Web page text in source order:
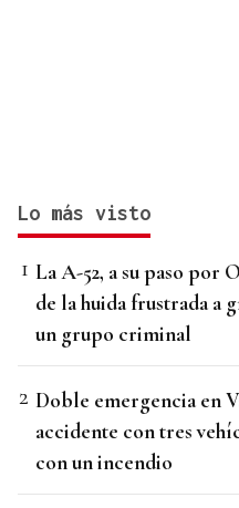
Lo más visto
La A-52, a su paso por
de la huida frustrada a
un grupo criminal
Doble emergencia en
accidente con tres
con un incendio